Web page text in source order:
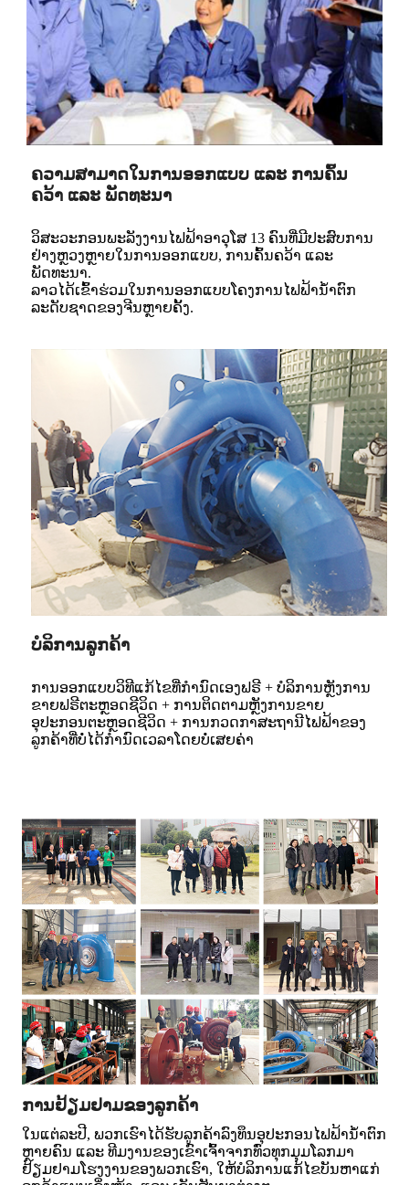
ຄວາມສາມາດໃນການອອກແບບ ແລະ ການຄົ້ນ
ຄວ້າ ແລະ ພັດທະນາ
ວິສະວະກອນພະລັງງານໄຟຟ້າອາວຸໂສ 13 ຄົນທີ່ມີປະສົບການ
ຢ່າງຫຼວງຫຼາຍໃນການອອກແບບ, ການຄົ້ນຄວ້າ ແລະ
ພັດທະນາ.
ລາວໄດ້ເຂົ້າຮ່ວມໃນການອອກແບບໂຄງການໄຟຟ້ານໍ້າຕົກ
ລະດັບຊາດຂອງຈີນຫຼາຍຄັ້ງ.
ບໍລິການລູກຄ້າ
ການອອກແບບວິທີແກ້ໄຂທີ່ກຳນົດເອງຟຣີ + ບໍລິການຫຼັງການ
ຂາຍຟຣີຕະຫຼອດຊີວິດ + ການຕິດຕາມຫຼັງການຂາຍ
ອຸປະກອນຕະຫຼອດຊີວິດ + ການກວດກາສະຖານີໄຟຟ້າຂອງ
ລູກຄ້າທີ່ບໍ່ໄດ້ກຳນົດເວລາໂດຍບໍ່ເສຍຄ່າ
ການຢ້ຽມຢາມຂອງລູກຄ້າ
ໃນແຕ່ລະປີ, ພວກເຮົາໄດ້ຮັບລູກຄ້າລົງທຶນອຸປະກອນໄຟຟ້ານ້ຳຕົກ
ຫຼາຍຄົນ ແລະ ທີມງານຂອງເຂົາເຈົ້າຈາກທົ່ວທຸກມຸມໂລກມາ
ຢ້ຽມຢາມໂຮງງານຂອງພວກເຮົາ, ໃຫ້ບໍລິການແກ້ໄຂບັນຫາແກ່